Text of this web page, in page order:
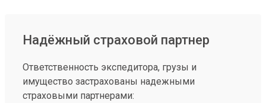
Надёжный страховой партнер
Ответственность экспедитора, грузы и
имущество застрахованы надежными
страховыми партнерами: